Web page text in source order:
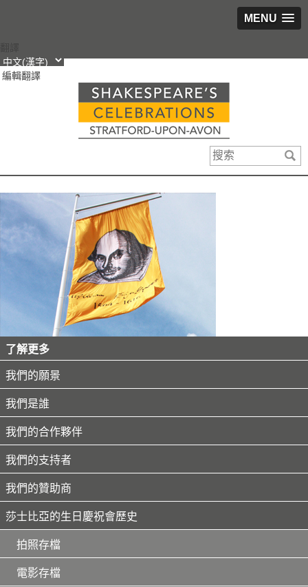
MENU
轉
到
編輯翻譯
了解更多
我們的願景
我們是誰
我們的合作夥伴
我們的支持者
我們的贊助商
莎士比亞的生日慶祝會歷史
拍照存檔
電影存檔